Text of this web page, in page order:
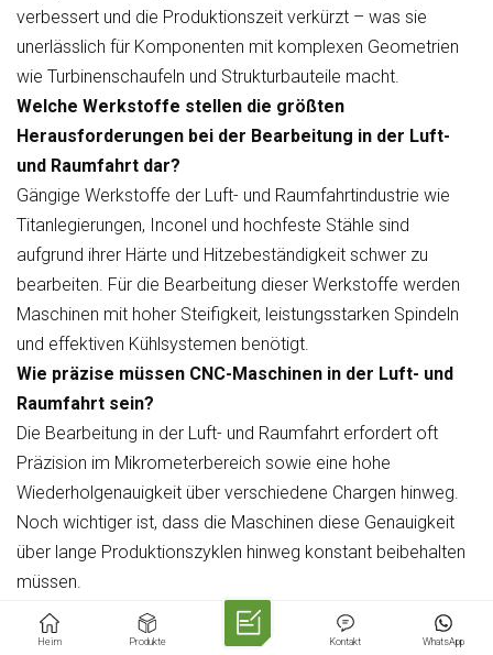
verbessert und die Produktionszeit verkürzt – was sie
unerlässlich für Komponenten mit komplexen Geometrien
wie Turbinenschaufeln und Strukturbauteile macht.
Welche Werkstoffe stellen die größten
Herausforderungen bei der Bearbeitung in der Luft-
und Raumfahrt dar?
Gängige Werkstoffe der Luft- und Raumfahrtindustrie wie
Titanlegierungen, Inconel und hochfeste Stähle sind
aufgrund ihrer Härte und Hitzebeständigkeit schwer zu
bearbeiten. Für die Bearbeitung dieser Werkstoffe werden
Maschinen mit hoher Steifigkeit, leistungsstarken Spindeln
und effektiven Kühlsystemen benötigt.
Wie präzise müssen CNC-Maschinen in der Luft- und
Raumfahrt sein?
Die Bearbeitung in der Luft- und Raumfahrt erfordert oft
Präzision im Mikrometerbereich sowie eine hohe
Wiederholgenauigkeit über verschiedene Chargen hinweg.
Noch wichtiger ist, dass die Maschinen diese Genauigkeit
über lange Produktionszyklen hinweg konstant beibehalten
müssen.
Was sind die größten Herausforderungen bei der
Bearbeitung in der Luft- und Raumfahrtindustrie?
Heim Produkte WhatsApp
Kontakt